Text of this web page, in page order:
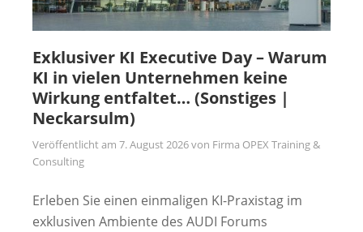
Exklusiver KI Executive Day – Warum
KI in vielen Unternehmen keine
Wirkung entfaltet… (Sonstiges |
Neckarsulm)
Veröffentlicht am 7. August 2026von Firma OPEX Training &
Consulting
Erleben Sie einen einmaligen KI-Praxistag im
exklusiven Ambiente des AUDI Forums